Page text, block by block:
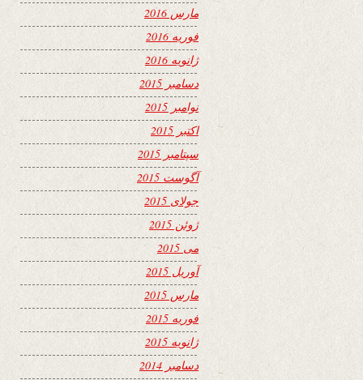
مارس 2016
فوریه 2016
ژانویه 2016
دسامبر 2015
نوامبر 2015
اکتبر 2015
سپتامبر 2015
آگوست 2015
جولای 2015
ژوئن 2015
می 2015
آوریل 2015
مارس 2015
فوریه 2015
ژانویه 2015
دسامبر 2014